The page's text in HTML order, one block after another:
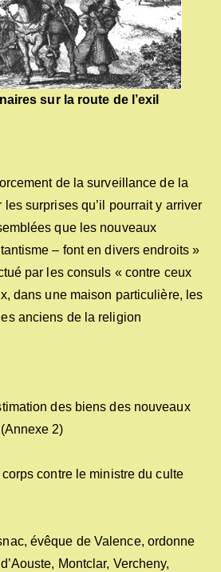
sur la route de l’exil
de la surveillance de la
surprises qu’il pourrait y arriver
que les nouveaux
– font en divers endroits »
par les consuls « contre ceux
dans une maison particulière, les
anciens de la religion
des biens des nouveaux
2)
contre le ministre du culte
évêque de Valence, ordonne
Montclar, Vercheny,